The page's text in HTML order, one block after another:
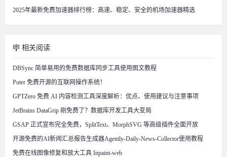
2025年最新免费加速器排行榜：高速、稳定、安全的机场加速器精选
相关阅读
DBSync 简单易用的免费数据库同步工具使用图文教程
Puter 免费开源的互联网操作系统！
GPTZero 免费 AI 内容检测工具深度解析：优点、使用建议与注意事项
JetBrains DataGrip 刚免费了？数据库开发工具大变局
GSAP 正式宣布完全免费，SplitText、MorphSVG 等高级插件全面开放
开源免费的AI新闻汇总报告生成器Agently-Daily-News-Collector使用教程
免费在线图像修复和放大工具 Inpaint-web